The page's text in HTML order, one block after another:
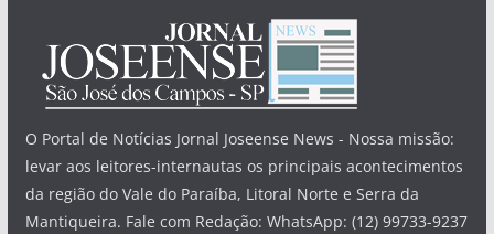
O Portal de Notícias Jornal Joseense News - Nossa missão:
levar aos leitores-internautas os principais acontecimentos
da região do Vale do Paraíba, Litoral Norte e Serra da
Mantiqueira. Fale com Redação: WhatsApp: (12) 99733-9237